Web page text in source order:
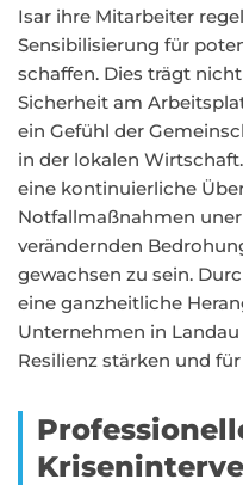
Isar ihre Mitarbeiter
Sensibilisierung für
schaffen. Dies trägt
Sicherheit am
ein Gefühl der
in der lokalen
eine kontinuierliche
Notfallmaßnahmen
verändernden
gewachsen zu sein.
eine ganzheitliche
Unternehmen in
Resilienz stärken und